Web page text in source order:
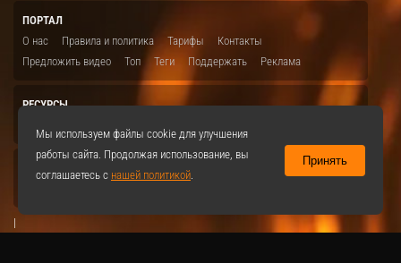
ПОРТАЛ
О нас
Правила и политика Тарифы
Контакты
Предложить видео
Топ Теги Поддержать Реклама
РЕСУРСЫ
|
Мы используем файлы cookie для улучшения
работы сайта. Продолжая использование, вы
соглашаетесь с нашей политикой.
Принять